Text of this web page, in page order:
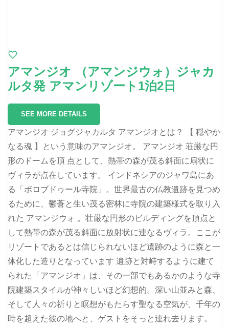
アマンジオ （アマンジウォ）ジャカ
ルタ発 アマンリゾート1泊2日
SEE MORE DETAILS
アマンジオ ジョグジャカルタ アマンジオとは？ 【 穏やか
なる魂 】という意味のアマンジオ。 アマンジオ 荘厳な円
形のドームを頂 点として、熱帯の森が茂る斜面に扇状に
ヴィラが点在しています。 インドネシアのジャワ島にあ
る「ボロブドゥール寺院」。世界最古の仏教遺跡を見つめ
るために、鬱蒼と生い茂る密林に寺院の建築様式を取り入
れた アマンジウォ 。壮厳な円形のビルディングを頂点と
して熱帯の森が茂る斜面に放射状に連なるヴィラ。ここが
リゾートであるとは信じられないほど遺跡のように森と一
体化した造りとなっています 遺跡と対峙するように建て
られた「アマンジオ」は、その一部でもあるかのような寺
院建築スタイルが神々しいほど幻想的。深い山並みと森、
そして人々の祈りと瞑想がもたらす聖なる空気が、千年の
時を超えた彼の地へと、ゲストをそっと連れ去ります。